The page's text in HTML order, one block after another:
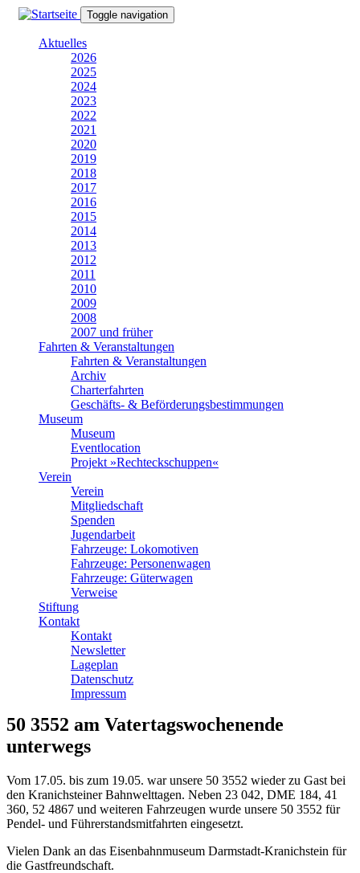
Direkt
Toggle navigation
Aktuelles
2026
2025
2024
2023
2022
2021
2020
2019
2018
2017
2016
2015
2014
2013
2012
2011
2010
2009
2008
2007 und früher
Fahrten & Veranstaltungen
Fahrten & Veranstaltungen
Archiv
Charterfahrten
Geschäfts- & Beförderungsbestimmungen
Museum
Museum
Eventlocation
Projekt »Rechteckschuppen«
Verein
Verein
Mitgliedschaft
Spenden
Jugendarbeit
Fahrzeuge: Lokomotiven
Fahrzeuge: Personenwagen
Fahrzeuge: Güterwagen
Verweise
Stiftung
Kontakt
Kontakt
Newsletter
Lageplan
Datenschutz
Impressum
50 3552 am Vatertagswochenende
unterwegs
Vom 17.05. bis zum 19.05. war unsere 50 3552 wieder zu Gast bei
den Kranichsteiner Bahnwelttagen. Neben 23 042, DME 184, 41
360, 52 4867 und weiteren Fahrzeugen wurde unsere 50 3552 für
Pendel- und Führerstandsmitfahrten eingesetzt.
Vielen Dank an das Eisenbahnmuseum Darmstadt-Kranichstein für
die Gastfreundschaft.